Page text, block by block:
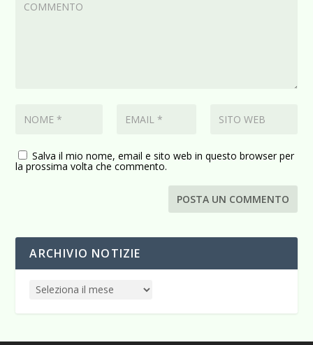
Salva il mio nome, email e sito web in questo browser per
la prossima volta che commento.
ARCHIVIO NOTIZIE